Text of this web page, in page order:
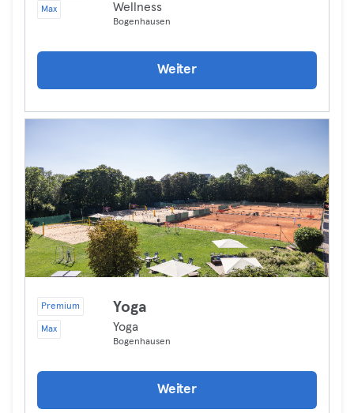
Max Wellness
Bogenhausen
Weiter
Premium
Max
Yoga
Yoga
Bogenhausen
Weiter